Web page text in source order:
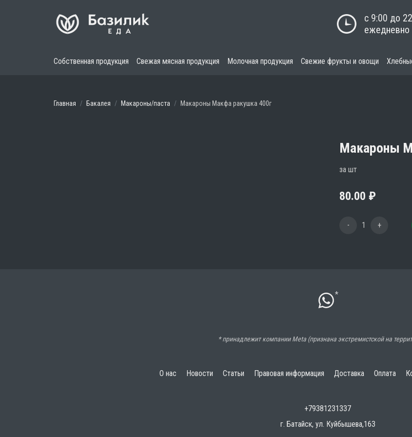
с 9:00 до
ежедневно
Собственная продукция Свежая мясная продукция Молочная продукция Свежие фрукты и овощи
Главная Бакалея Макароны/паста Макароны Макфа ракушка 400г
Макароны
за шт
80.00 ₽
- 1 +
*
* принадлежит компании Meta (признана экстремистской на
О нас Новости Статьи Правовая информация Доставка Оплата
+79381231337
г. Батайск, ул. Куйбышева,163